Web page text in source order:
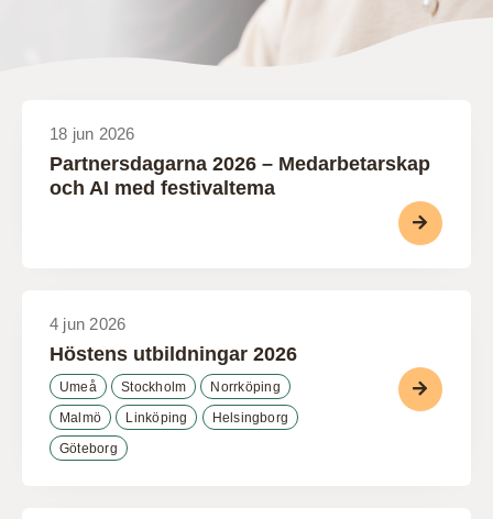
18 jun 2026
Partnersdagarna 2026 – Medarbetarskap
och AI med festivaltema
4 jun 2026
Höstens utbildningar 2026
Umeå Stockholm
Norrköping
Malmö
Linköping
Helsingborg
Göteborg